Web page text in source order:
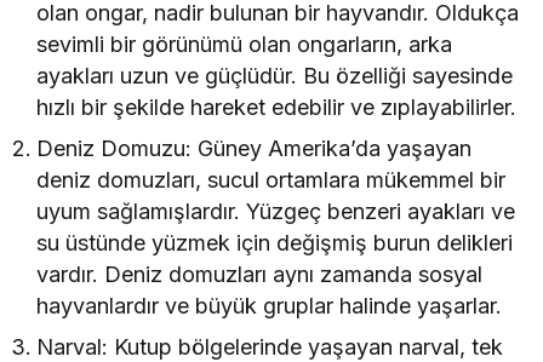
olan ongar, nadir bulunan bir hayvandır. Oldukça
sevimli bir görünümü olan ongarların, arka
ayakları uzun ve güçlüdür. Bu özelliği sayesinde
hızlı bir şekilde hareket edebilir ve zıplayabilirler.
Deniz Domuzu: Güney Amerika’da yaşayan
deniz domuzları, sucul ortamlara mükemmel bir
uyum sağlamışlardır. Yüzgeç benzeri ayakları ve
su üstünde yüzmek için değişmiş burun delikleri
vardır. Deniz domuzları aynı zamanda sosyal
hayvanlardır ve büyük gruplar halinde yaşarlar.
Narval: Kutup bölgelerinde yaşayan narval, tek